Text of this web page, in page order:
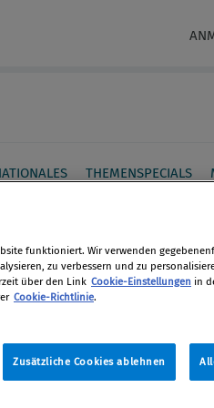
THEMENSPECIALS
Corporate
an. Der
einmal
funktioniert. Wir verwenden
zu verbessern und zu
über den Link Cookie-Einstellungen in
Cookie-Richtlinie.
Zusätzliche Cookies ablehnen